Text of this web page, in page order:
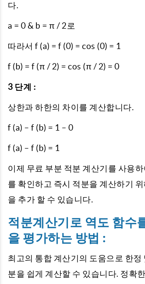
다.
a = 0 & b = π / 2로
따라서 f (a) = f (0) = cos (0) = 1
f (b) = f (π / 2) = cos (π / 2) = 0
3 단계 :
상한과 하한의 차이를 계산합니다.
f (a) – f (b) = 1 – 0
f (a) – f (b) = 1
이제 무료 부분 적분 계산기를 사용
를 확인하고 즉시 적분을 계산하기
을 추가 할 수 있습니다.
적분계산기로 역도 함수
을 평가하는 방법 :
최고의 통합 계산기의 도움으로 한정
분을 쉽게 계산할 수 있습니다. 정확